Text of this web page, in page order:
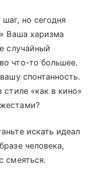
но сегодня
Ваша харизма
случайный
что-то большее.
спонтанность.
«как в кино»
искать идеал
человека,
смеяться.